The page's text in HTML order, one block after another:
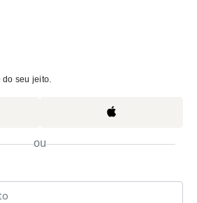
do seu jeito.
ou